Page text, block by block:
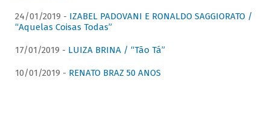
24/01/2019 - IZABEL PADOVANI E RONALDO SAGGIORATO /
“Aquelas Coisas Todas”
17/01/2019 - LUIZA BRINA / “Tão Tá”
10/01/2019 - RENATO BRAZ 50 ANOS